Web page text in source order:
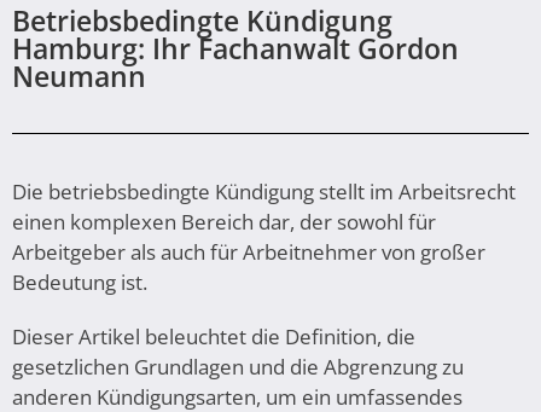
Betriebsbedingte Kündigung
Hamburg: Ihr Fachanwalt Gordon
Neumann
Die betriebsbedingte Kündigung stellt im Arbeitsrecht
einen komplexen Bereich dar, der sowohl für
Arbeitgeber als auch für Arbeitnehmer von großer
Bedeutung ist.
Dieser Artikel beleuchtet die Definition, die
gesetzlichen Grundlagen und die Abgrenzung zu
anderen Kündigungsarten, um ein umfassendes